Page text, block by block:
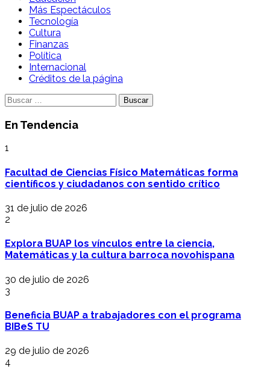
Más Espectáculos
Tecnología
Cultura
Finanzas
Política
Internacional
Créditos de la página
Buscar:
En Tendencia
1
Facultad de Ciencias Físico Matemáticas forma
científicos y ciudadanos con sentido crítico
31 de julio de 2026
2
Explora BUAP los vínculos entre la ciencia,
Matemáticas y la cultura barroca novohispana
30 de julio de 2026
3
Beneficia BUAP a trabajadores con el programa
BIBeS TU
29 de julio de 2026
4